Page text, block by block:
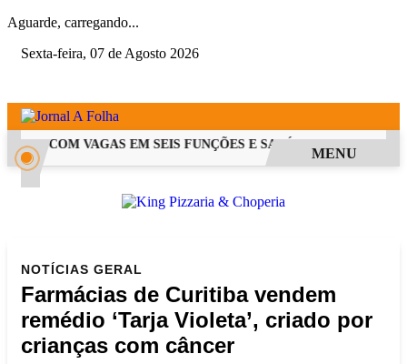
Aguarde, carregando...
Sexta-feira, 07 de Agosto 2026
PSS COM VAGAS EM SEIS FUNÇÕES E SALÁRIOS QUE
MENU
NOTÍCIAS GERAL
Farmácias de Curitiba vendem
remédio ‘Tarja Violeta’, criado por
crianças com câncer